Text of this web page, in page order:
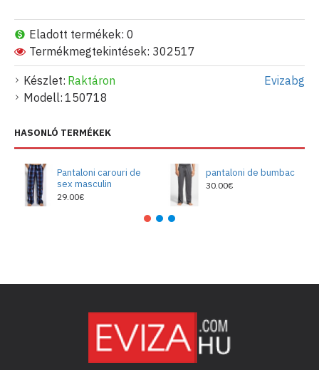
Készlet: Raktáron
Modell: 150718
Evizabg
Eladott termékek: 0
Termékmegtekintések: 302517
HASONLÓ TERMÉKEK
Pantaloni carouri de
sex masculin
29.00€
pantaloni de bumbac
30.00€